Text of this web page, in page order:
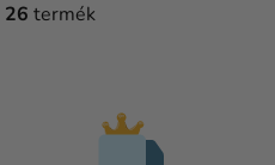
L
26 termék